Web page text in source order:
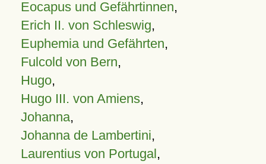
Eocapus und Gefährtinnen,
Erich II. von Schleswig,
Euphemia und Gefährten,
Fulcold von Bern,
Hugo,
Hugo III. von Amiens,
Johanna,
Johanna de Lambertini,
Laurentius von Portugal,